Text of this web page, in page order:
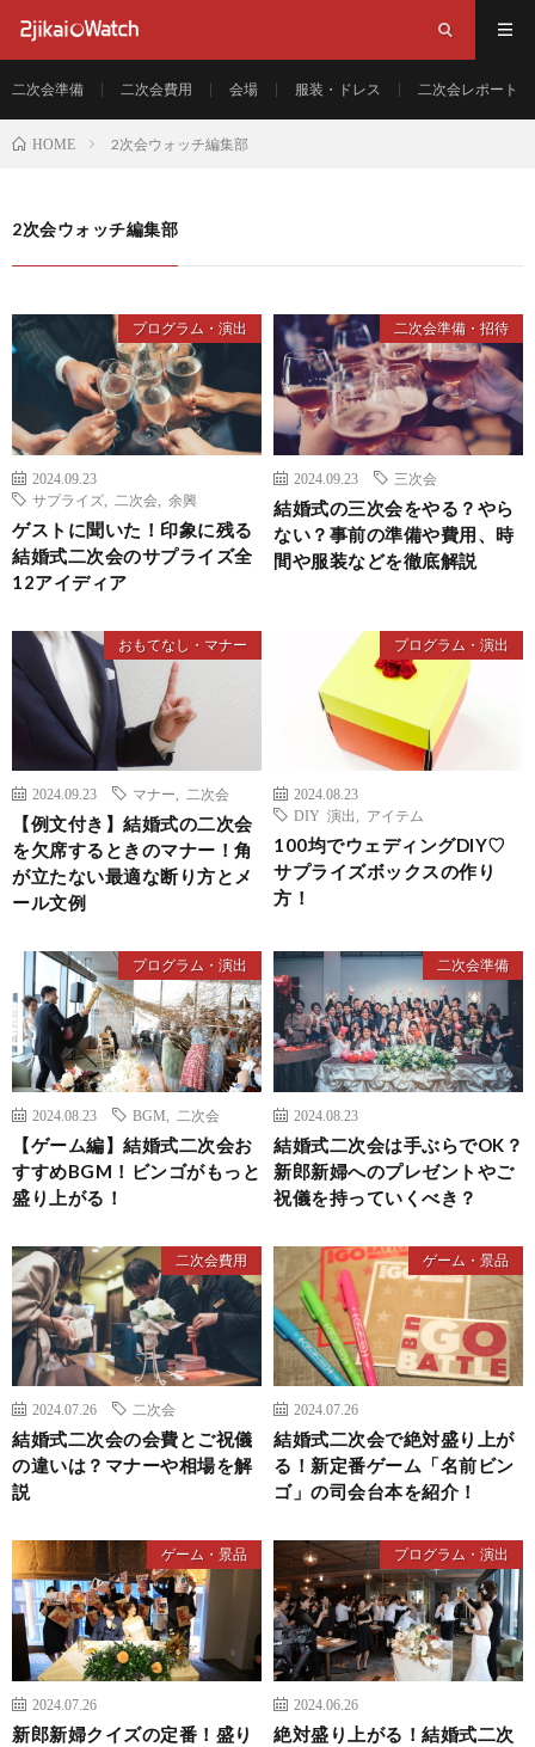
二次会準備 二次会費用 会場 服装・ドレス 二次会レポート
HOME 2次会ウォッチ編集部
2次会ウォッチ編集部
プログラム・演出
2024.09.23
サプライズ
二次会 余興
ゲストに聞いた！印象に残る
結婚式二次会のサプライズ全
12アイディア
二次会準備・招待
2024.09.23 三次会
結婚式の三次会をやる？やら
ない？事前の準備や費用、時
間や服装などを徹底解説
おもてなし・マナー
2024.09.23 マナー 二次会
【例文付き】結婚式の二次会
を欠席するときのマナー！角
が立たない最適な断り方とメ
ール文例
プログラム・演出
2024.08.23
DIY 演出
アイテム
100均でウェディングDIY♡
サプライズボックスの作り
方！
プログラム・演出
2024.08.23 BGM 二次会
【ゲーム編】結婚式二次会お
すすめBGM！ビンゴがもっと
盛り上がる！
二次会準備
2024.08.23
結婚式二次会は手ぶらでOK？
新郎新婦へのプレゼントやご
祝儀を持っていくべき？
二次会費用
2024.07.26 二次会
結婚式二次会の会費とご祝儀
の違いは？マナーや相場を解
説
ゲーム・景品
2024.07.26
結婚式二次会で絶対盛り上が
る！新定番ゲーム「名前ビン
ゴ」の司会台本を紹介！
ゲーム・景品
2024.07.26
新郎新婦クイズの定番！盛り
プログラム・演出
2024.06.26
絶対盛り上がる！結婚式二次